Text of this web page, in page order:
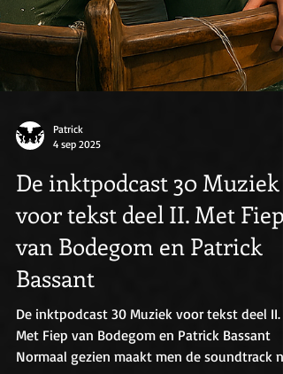
Patrick
4 sep 2025
De inktpodcast 30 Muziek
voor tekst deel II. Met Fiep
van Bodegom en Patrick
Bassant